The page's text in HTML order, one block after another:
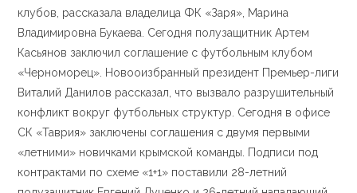
клубов, рассказала владелица ФК «Заря», Марина
Владимировна Букаева. Сегодня полузащитник Артем
Касьянов заключил соглашение с футбольным клубом
«Черноморец». Новооизбранный президент Премьер-лиги
Виталий Данилов рассказал, что вызвало разрушительный
конфликт вокруг футбольных структур. Сегодня в офисе
СК «Таврия» заключены соглашения с двумя первыми
«летними» новичками крымской команды. Подписи под
контрактами по схеме «1+1» поставили 28-летний